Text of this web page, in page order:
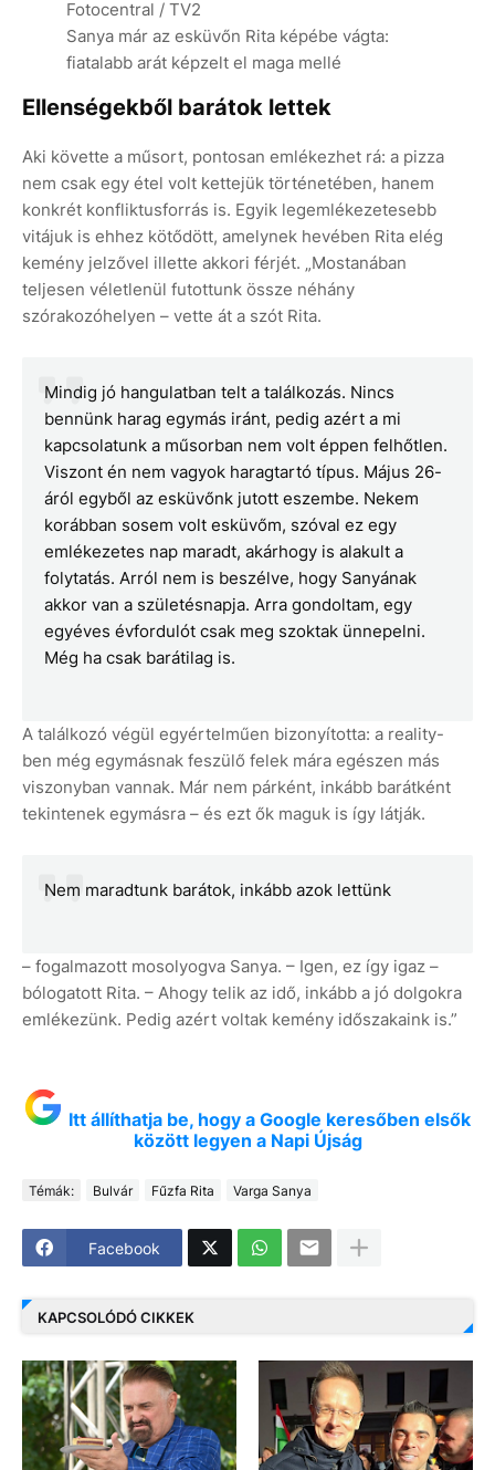
Fotocentral / TV2
Sanya már az esküvőn Rita képébe vágta:
fiatalabb arát képzelt el maga mellé
Ellenségekből barátok lettek
Aki követte a műsort, pontosan emlékezhet rá: a pizza
nem csak egy étel volt kettejük történetében, hanem
konkrét konfliktusforrás is. Egyik legemlékezetesebb
vitájuk is ehhez kötődött, amelynek hevében Rita elég
kemény jelzővel illette akkori férjét. „Mostanában
teljesen véletlenül futottunk össze néhány
szórakozóhelyen – vette át a szót Rita.
Mindig jó hangulatban telt a találkozás. Nincs
bennünk harag egymás iránt, pedig azért a mi
kapcsolatunk a műsorban nem volt éppen felhőtlen.
Viszont én nem vagyok haragtartó típus. Május 26-
áról egyből az esküvőnk jutott eszembe. Nekem
korábban sosem volt esküvőm, szóval ez egy
emlékezetes nap maradt, akárhogy is alakult a
folytatás. Arról nem is beszélve, hogy Sanyának
akkor van a születésnapja. Arra gondoltam, egy
egyéves évfordulót csak meg szoktak ünnepelni.
Még ha csak barátilag is.
A találkozó végül egyértelműen bizonyította: a reality-
ben még egymásnak feszülő felek mára egészen más
viszonyban vannak. Már nem párként, inkább barátként
tekintenek egymásra – és ezt ők maguk is így látják.
Nem maradtunk barátok, inkább azok lettünk
– fogalmazott mosolyogva Sanya. – Igen, ez így igaz –
bólogatott Rita. – Ahogy telik az idő, inkább a jó dolgokra
emlékezünk. Pedig azért voltak kemény időszakaink is.”
Itt állíthatja be, hogy a Google keresőben elsők
között legyen a Napi Újság
Témák: Bulvár Fűzfa Rita Varga Sanya
Facebook
KAPCSOLÓDÓ CIKKEK